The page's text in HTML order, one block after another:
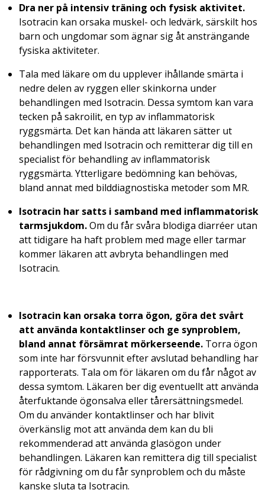
Dra ner på intensiv träning och fysisk aktivitet.
Isotracin kan orsaka muskel- och ledvärk, särskilt hos
barn och ungdomar som ägnar sig åt ansträngande
fysiska aktiviteter.
Tala med läkare om du upplever ihållande smärta i
nedre delen av ryggen eller skinkorna under
behandlingen med Isotracin. Dessa symtom kan vara
tecken på sakroilit, en typ av inflammatorisk
ryggsmärta. Det kan hända att läkaren sätter ut
behandlingen med Isotracin och remitterar dig till en
specialist för behandling av inflammatorisk
ryggsmärta. Ytterligare bedömning kan behövas,
bland annat med bilddiagnostiska metoder som MR.
Isotracin har satts i samband med inflammatorisk
tarmsjukdom.Om du får svåra blodiga diarréer utan
att tidigare ha haft problem med mage eller tarmar
kommer läkaren att avbryta behandlingen med
Isotracin.
Isotracin kan orsaka torra ögon, göra det svårt
att använda kontaktlinser och ge synproblem,
bland annat försämrat mörkerseende. Torra ögon
som inte har försvunnit efter avslutad behandling har
rapporterats. Tala om för läkaren om du får något av
dessa symtom. Läkaren ber dig eventuellt att använda
återfuktande ögonsalva eller tårersättningsmedel.
Om du använder kontaktlinser och har blivit
överkänslig mot att använda dem kan du bli
rekommenderad att använda glasögon under
behandlingen. Läkaren kan remittera dig till specialist
för rådgivning om du får synproblem och du måste
kanske sluta ta Isotracin.